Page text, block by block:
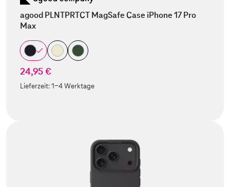
agood PLNTPRTCT MagSafe Case iPhone 17 Pro
Max
24,95 €
Lieferzeit:1-4 Werktage